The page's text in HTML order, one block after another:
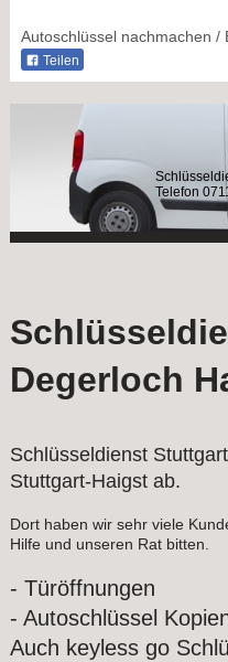
Autoschlüssel nachmachen /
Teilen
Telefon
Degerloch
Schlüsseldienst
Stuttgart-Haigst ab.
Dort haben wir sehr viele
Hilfe und unseren Rat bitten.
- Türöffnungen
- Autoschlüssel
Auch keyless go